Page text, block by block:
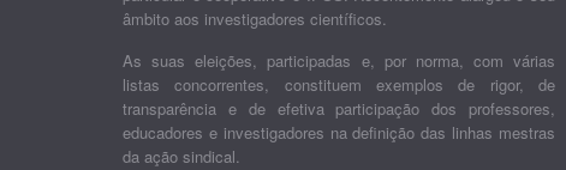
âmbito aos investigadores científicos.
As suas eleições, participadas e, por norma, com várias
listas concorrentes, constituem exemplos de rigor, de
transparência e de efetiva participação dos professores,
educadores e investigadores na definição das linhas mestras
da ação sindical.